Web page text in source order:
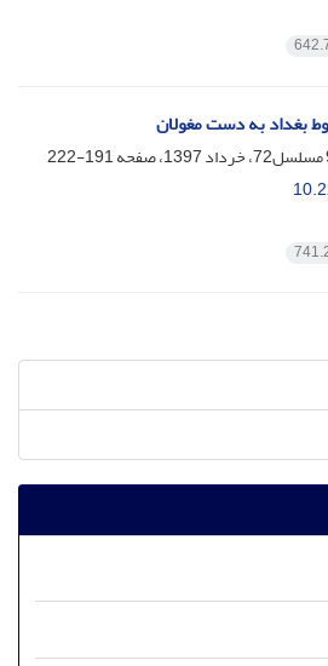
بغداد به دست مغولان
191-222